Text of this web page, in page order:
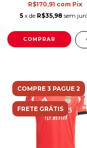
R$170,91 com Pix
5 x de R$35,98 sem
COMPRAR
COMPRE 3 PAGUE 2
FRETE GRÁTIS